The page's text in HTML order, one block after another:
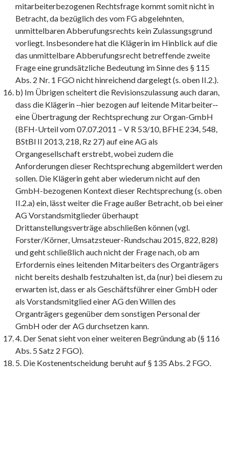
mitarbeiterbezogenen Rechtsfrage kommt somit nicht in
Betracht, da bezüglich des vom FG abgelehnten,
unmittelbaren Abberufungsrechts kein Zulassungsgrund
vorliegt. Insbesondere hat die Klägerin im Hinblick auf die
das unmittelbare Abberufungsrecht betreffende zweite
Frage eine grundsätzliche Bedeutung im Sinne des § 115
Abs. 2 Nr. 1 FGO nicht hinreichend dargelegt (s. oben II.2.).
b) Im Übrigen scheitert die Revisionszulassung auch daran,
dass die Klägerin ‑‑hier bezogen auf leitende Mitarbeiter‑‑
eine Übertragung der Rechtsprechung zur Organ-GmbH
(BFH-Urteil vom 07.07.2011 – V R 53/10, BFHE 234, 548,
BStBl II 2013, 218, Rz 27) auf eine AG als
Organgesellschaft erstrebt, wobei zudem die
Anforderungen dieser Rechtsprechung abgemildert werden
sollen. Die Klägerin geht aber wiederum nicht auf den
GmbH-bezogenen Kontext dieser Rechtsprechung (s. oben
II.2.a) ein, lässt weiter die Frage außer Betracht, ob bei einer
AG Vorstandsmitglieder überhaupt
Drittanstellungsverträge abschließen können (vgl.
Forster/Körner, Umsatzsteuer-Rundschau 2015, 822, 828)
und geht schließlich auch nicht der Frage nach, ob am
Erfordernis eines leitenden Mitarbeiters des Organträgers
nicht bereits deshalb festzuhalten ist, da (nur) bei diesem zu
erwarten ist, dass er als Geschäftsführer einer GmbH oder
als Vorstandsmitglied einer AG den Willen des
Organträgers gegenüber dem sonstigen Personal der
GmbH oder der AG durchsetzen kann.
4. Der Senat sieht von einer weiteren Begründung ab (§ 116
Abs. 5 Satz 2 FGO).
5. Die Kostenentscheidung beruht auf § 135 Abs. 2 FGO.